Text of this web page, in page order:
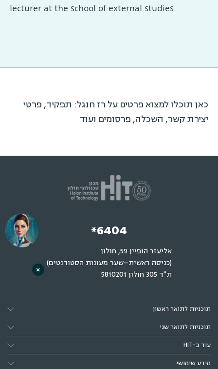
lecturer at the school of external studies
כאן תוכלו למצוא פרטים על רז חנגל: תפקיד, פרטי
יצירת קשר, השכלה, פרסומים ועוד
*6404
אליעזר הופיין 59, חולון
(כניסה ראשית–שער מעונות הסטודנטים)
ת"ד 305 חולון 5810201
תוכניות לתואר ראשון
תוכניות לתואר שני
עוד ב-HIT
מידע שימושי
×